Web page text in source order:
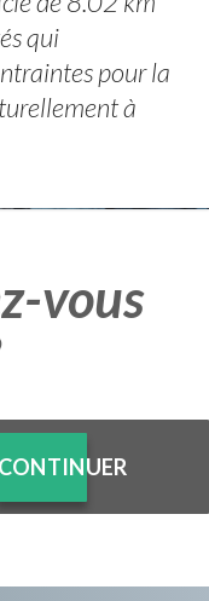
qui
pour la
à
vous
CONTINUER